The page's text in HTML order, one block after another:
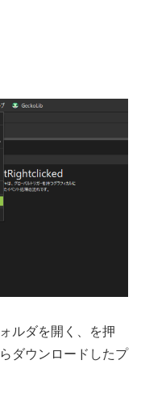
ルダを開く、を押
ダウンロードしたプ